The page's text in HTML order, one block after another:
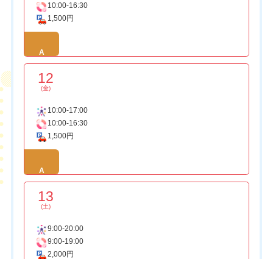
10:00-16:30
1,500円
A
12
(金)
10:00-17:00
10:00-16:30
1,500円
A
13
(土)
9:00-20:00
9:00-19:00
2,000円